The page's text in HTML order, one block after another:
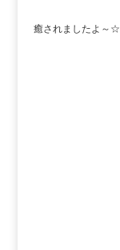
癒されましたよ～☆